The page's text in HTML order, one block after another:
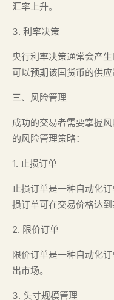
汇率上升。
3. 利率决策
央行利率决策通常会产
可以预期该国货币的供应
三、风险管理
成功的交易者需要掌握
的风险管理策略：
1. 止损订单
止损订单是一种自动化
损订单可在交易价格达到
2. 限价订单
限价订单是一种自动化
出市场。
3. 头寸规模管理